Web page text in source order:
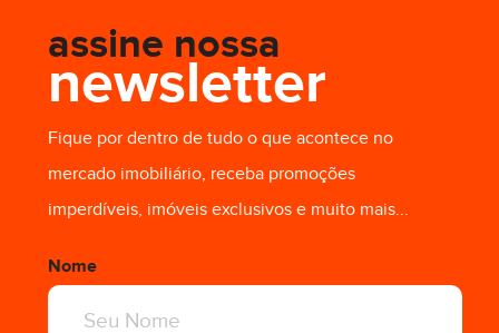
assine nossa
newsletter
Fique por dentro de tudo o que acontece no
mercado imobiliário, receba promoções
imperdíveis, imóveis exclusivos e muito mais...
Nome